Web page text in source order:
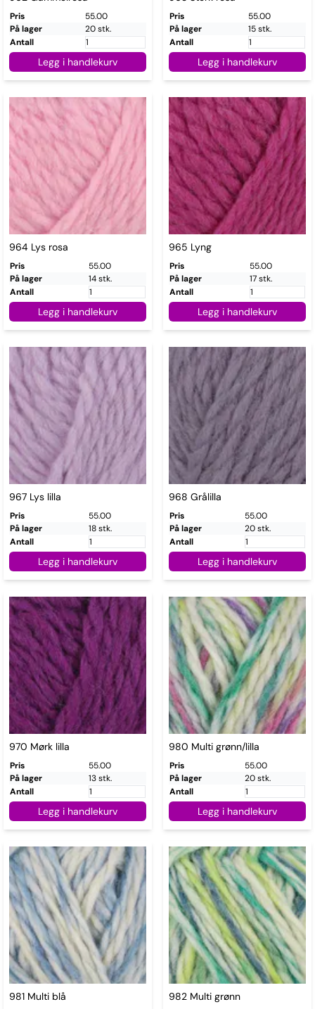
Pris
55.00
På lager
20 stk.
Antall
Legg i handlekurv
Pris
55.00
På lager
15 stk.
Antall
Legg i handlekurv
964 Lys rosa
Pris
55.00
På lager
14 stk.
Antall
Legg i handlekurv
965 Lyng
Pris
55.00
På lager
17 stk.
Antall
Legg i handlekurv
967 Lys lilla
Pris
55.00
På lager
18 stk.
Antall
Legg i handlekurv
968 Grålilla
Pris
55.00
På lager
20 stk.
Antall
Legg i handlekurv
970 Mørk lilla
Pris
55.00
På lager
13 stk.
Antall
Legg i handlekurv
980 Multi grønn/lilla
Pris
55.00
På lager
20 stk.
Antall
Legg i handlekurv
981 Multi blå 982 Multi grønn